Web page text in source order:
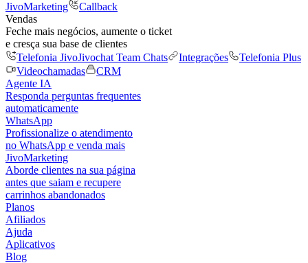
JivoMarketing
Callback
Vendas
Feche mais negócios, aumente o ticket
e cresça sua base de clientes
Telefonia JivoJivochat Team Chats Integrações
Telefonia Plus
Videochamadas
CRM
Agente IA
Responda perguntas frequentes
automaticamente
WhatsApp
Profissionalize o atendimento
no WhatsApp e venda mais
JivoMarketing
Aborde clientes na sua página
antes que saiam e recupere
carrinhos abandonados
Planos
Afiliados
Ajuda
Aplicativos
Blog